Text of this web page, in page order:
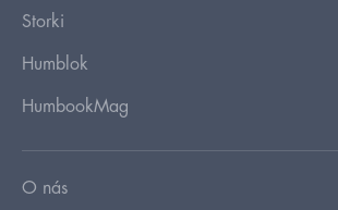
Storki
Humblok
HumbookMag
O nás